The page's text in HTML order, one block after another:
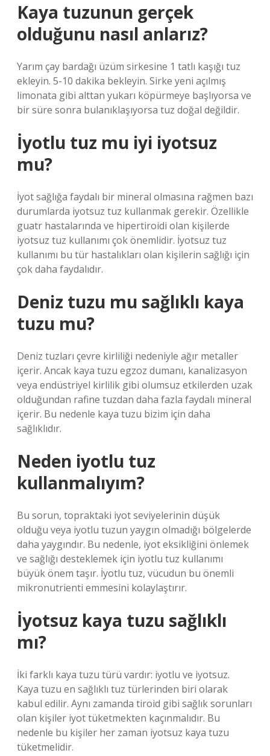
Kaya tuzunun gerçek
olduğunu nasıl anlarız?
Yarım çay bardağı üzüm sirkesine 1 tatlı kaşığı tuz
ekleyin. 5-10 dakika bekleyin. Sirke yeni açılmış
limonata gibi alttan yukarı köpürmeye başlıyorsa ve
bir süre sonra bulanıklaşıyorsa tuz doğal değildir.
İyotlu tuz mu iyi iyotsuz
mu?
İyot sağlığa faydalı bir mineral olmasına rağmen bazı
durumlarda iyotsuz tuz kullanmak gerekir. Özellikle
guatr hastalarında ve hipertiroidi olan kişilerde
iyotsuz tuz kullanımı çok önemlidir. İyotsuz tuz
kullanımı bu tür hastalıkları olan kişilerin sağlığı için
çok daha faydalıdır.
Deniz tuzu mu sağlıklı kaya
tuzu mu?
Deniz tuzları çevre kirliliği nedeniyle ağır metaller
içerir. Ancak kaya tuzu egzoz dumanı, kanalizasyon
veya endüstriyel kirlilik gibi olumsuz etkilerden uzak
olduğundan rafine tuzdan daha fazla faydalı mineral
içerir. Bu nedenle kaya tuzu bizim için daha
sağlıklıdır.
Neden iyotlu tuz
kullanmalıyım?
Bu sorun, topraktaki iyot seviyelerinin düşük
olduğu veya iyotlu tuzun yaygın olmadığı bölgelerde
daha yaygındır. Bu nedenle, iyot eksikliğini önlemek
ve sağlığı desteklemek için iyotlu tuz kullanımı
büyük önem taşır. İyotlu tuz, vücudun bu önemli
mikronutrienti emmesini kolaylaştırır.
İyotsuz kaya tuzu sağlıklı
mı?
İki farklı kaya tuzu türü vardır: iyotlu ve iyotsuz.
Kaya tuzu en sağlıklı tuz türlerinden biri olarak
kabul edilir. Aynı zamanda tiroid gibi sağlık sorunları
olan kişiler iyot tüketmekten kaçınmalıdır. Bu
nedenle bu kişiler her zaman iyotsuz kaya tuzu
tüketmelidir.